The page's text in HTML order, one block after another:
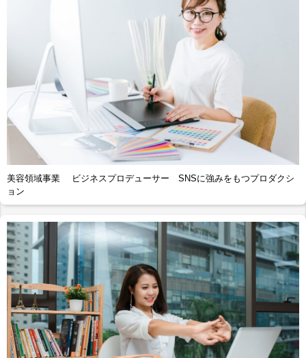
美容領域事業 ビジネスプロデューサー SNSに強みをもつプロダクシ
ョン